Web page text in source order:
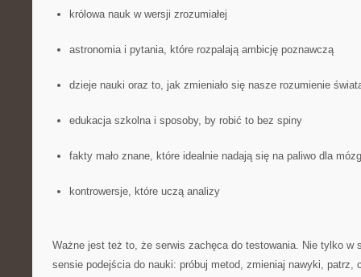
królowa nauk w wersji zrozumiałej
astronomia i pytania, które rozpalają ambicję poznawczą
dzieje nauki oraz to, jak zmieniało się nasze rozumienie
edukacja szkolna i sposoby, by robić to bez spiny
fakty mało znane, które idealnie nadają się na paliwo dla
kontrowersje, które uczą analizy
Ważne jest też to, że serwis zachęca do testowania. Nie tylko w
sensie podejścia do nauki: próbuj metod, zmieniaj nawyki, patrz,